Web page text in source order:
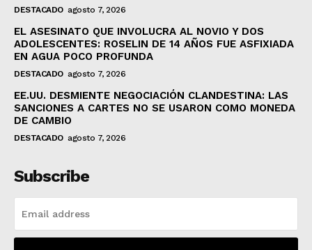
DESTACADO agosto 7, 2026
EL ASESINATO QUE INVOLUCRA AL NOVIO Y DOS
ADOLESCENTES: ROSELIN DE 14 AÑOS FUE ASFIXIADA
EN AGUA POCO PROFUNDA
DESTACADO agosto 7, 2026
EE.UU. DESMIENTE NEGOCIACIÓN CLANDESTINA: LAS
SANCIONES A CARTES NO SE USARON COMO MONEDA
DE CAMBIO
DESTACADO agosto 7, 2026
Subscribe